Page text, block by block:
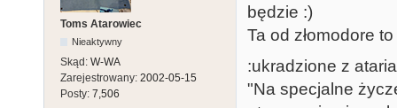
Toms Atarowiec
Nieaktywny
Skąd: W-WA
Zarejestrowany: 2002-05-15
Posty: 7,506
będzie :)
Ta od złomodore
:ukradzione z
"Na specjalne